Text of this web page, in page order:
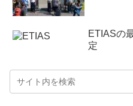
ETIASの
定